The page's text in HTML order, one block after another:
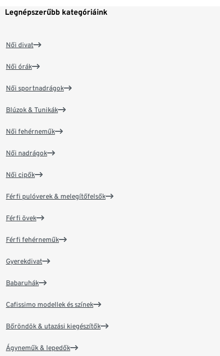
Legnépszerűbb kategóriáink
Női divat
Női órák
Női sportnadrágok
Blúzok & Tunikák
Női fehérneműk
Női nadrágok
Női cipők
Férfi pulóverek & melegítőfelsők
Férfi övek
Férfi fehérneműk
Gyerekdivat
Babaruhák
Cafissimo modellek és színek
Bőröndök & utazási kiegészítők
Ágyneműk & lepedők